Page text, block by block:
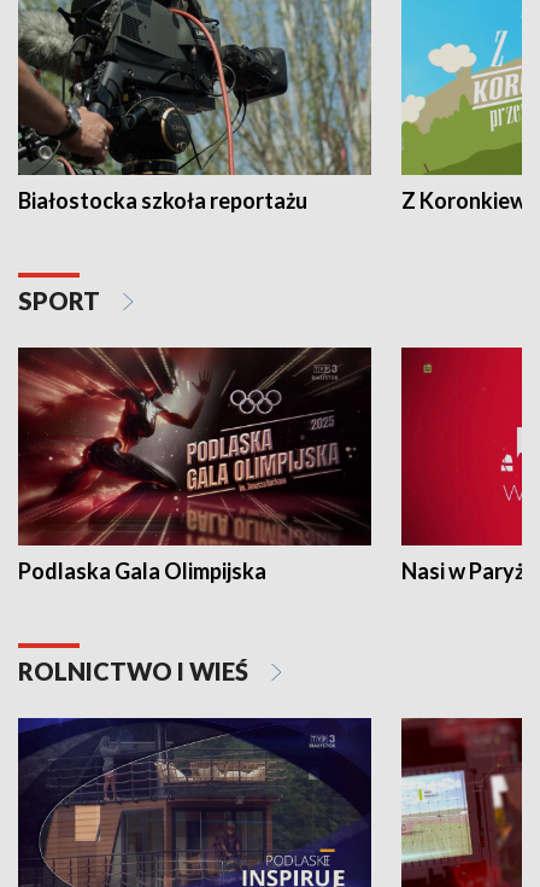
Białostocka szkoła reportażu Z
SPORT
Podlaska Gala Olimpijska Nasi w Paryżu
ROLNICTWO I WIEŚ